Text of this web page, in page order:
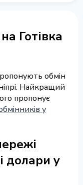
Готівка
обмін
Найкращий
пропонує
у
долари у